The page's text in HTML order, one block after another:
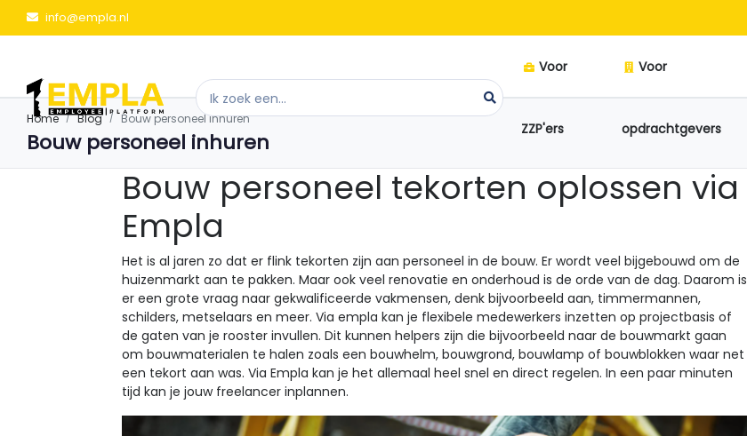
info@empla.nl
Voor
ZZP'ers
Voor
opdrachtgevers
Home Blog Bouw personeel inhuren
Bouw personeel inhuren
Bouw personeel tekorten oplossen via
Empla
Het is al jaren zo dat er flink tekorten zijn aan personeel in de bouw. Er wordt veel bijgebouwd om de
huizenmarkt aan te pakken. Maar ook veel renovatie en onderhoud is de orde van de dag. Daarom is
er een grote vraag naar gekwalificeerde vakmensen, denk bijvoorbeeld aan, timmermannen,
schilders, metselaars en meer. Via empla kan je flexibele medewerkers inzetten op projectbasis of
de gaten van je rooster invullen. Dit kunnen helpers zijn die bijvoorbeeld naar de bouwmarkt gaan
om bouwmaterialen te halen zoals een bouwhelm, bouwgrond, bouwlamp of bouwblokken waar net
een tekort aan was. Via Empla kan je het allemaal heel snel en direct regelen. In een paar minuten
tijd kan je jouw freelancer inplannen.